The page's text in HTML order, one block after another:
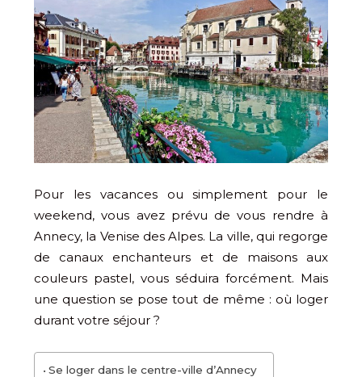
Pour les vacances ou simplement pour le
weekend, vous avez prévu de vous rendre à
Annecy, la Venise des Alpes. La ville, qui regorge
de canaux enchanteurs et de maisons aux
couleurs pastel, vous séduira forcément. Mais
une question se pose tout de même : où loger
durant votre séjour ?
Se loger dans le centre-ville d’Annecy